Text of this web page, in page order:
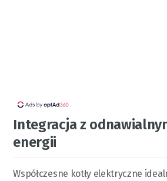
Integracja z
energii
Współczesne kotły elektryczne